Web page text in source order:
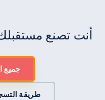
أنت تصنع مستقبلك
جميع
طريقة